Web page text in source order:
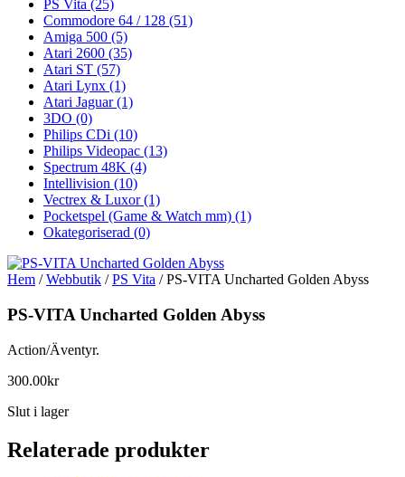
PS Vita (25)
Commodore 64 / 128 (51)
Amiga 500 (5)
Atari 2600 (35)
Atari ST (57)
Atari Lynx (1)
Atari Jaguar(1)
3DO (0)
Philips CDi (10)
Philips Videopac (13)
Spectrum 48K (4)
Intellivision (10)
Vectrex & Luxor(1)
Pocketspel (Game & Watch mm) (1)
Okategoriserad (0)
Hem /Webbutik /PS Vita / PS-VITA Uncharted Golden Abyss
PS-VITA Uncharted Golden Abyss
Action/Äventyr.
300.00kr
Slut i lager
Relaterade produkter